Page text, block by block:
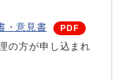
・意見書
理の方が申し込まれ